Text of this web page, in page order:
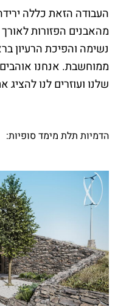
העבודה הזאת כללה
מהאבנים הפזורות
נשימה והפיכת הרעיון
ממוחשבת. אנחנו
שלנו ועוזרים לנו
הדמיות תלת מימד סופיות: